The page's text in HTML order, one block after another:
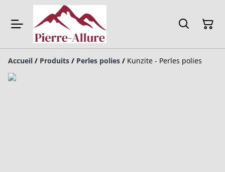
Accueil / Produits / Perles polies / Kunzite - Perles polies